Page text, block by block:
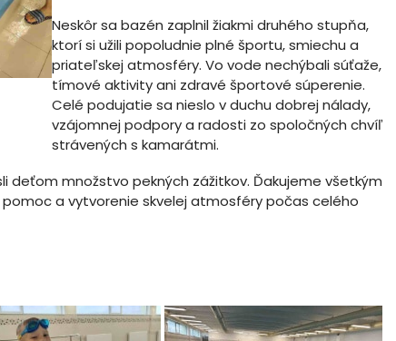
Neskôr sa bazén zaplnil žiakmi druhého stupňa,
ktorí si užili popoludnie plné športu, smiechu a
priateľskej atmosféry. Vo vode nechýbali súťaže,
tímové aktivity ani zdravé športové súperenie.
Celé podujatie sa nieslo v duchu dobrej nálady,
vzájomnej podpory a radosti zo spoločných chvíľ
strávených s kamarátmi.
deťom množstvo pekných zážitkov. Ďakujeme všetkým
a vytvorenie skvelej atmosféry počas celého